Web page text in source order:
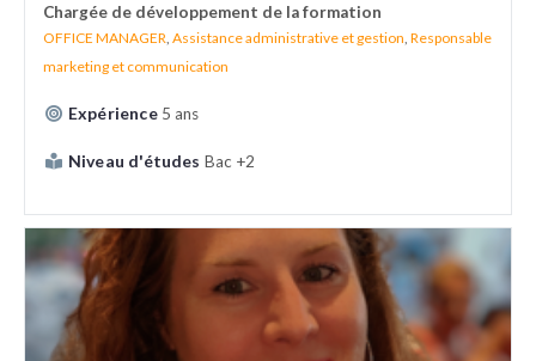
Chargée de développement de la formation
OFFICE MANAGER Assistance administrative et gestion Responsable
marketing et communication
Expérience 5 ans
Niveau d'études Bac +2